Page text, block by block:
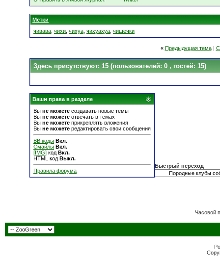
Метки
чивава чихи чихуа чихуахуа чишечки
« Предыдущая тема|
Здесь присутствуют: 15 (пользователей: 0 , гостей: 15)
Ваши права в разделе
Вы не можете создавать новые темы
Вы не можете отвечать в темах
Вы не можете прикреплять вложения
Вы не можете редактировать свои сообщения
BB коды Вкл.
Смайлы Вкл.
[IMG] код Вкл.
HTML код Выкл.
Правила форума
Быстрый переход
Часовой